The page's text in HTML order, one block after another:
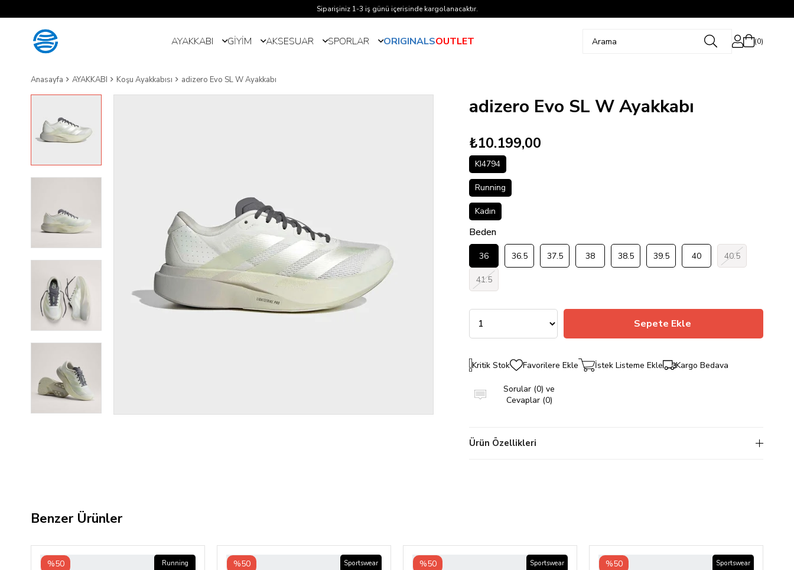
Siparişiniz 1-3 iş günü içerisinde kargolanacaktır.
AYAKKABI GİYİM AKSESUAR SPORLAR ORIGINALSOUTLET 0
Anasayfa AYAKKABI Koşu Ayakkabısı adizero Evo SL W Ayakkabı
adizero Evo SL W Ayakkabı
₺10.199,00
KI4794
Running
Kadın
Beden
36 36.5 37.5 38 38.5 39.5 40 40.5
41.5
Kritik Stok Favorilere Ekle İstek Listeme Ekle Kargo Bedava
Sorular (0) ve
Cevaplar (0)
Ürün Özellikleri
Benzer Ürünler
%50 Running %50 Sportswear %50 Sportswear %50 Sportswear